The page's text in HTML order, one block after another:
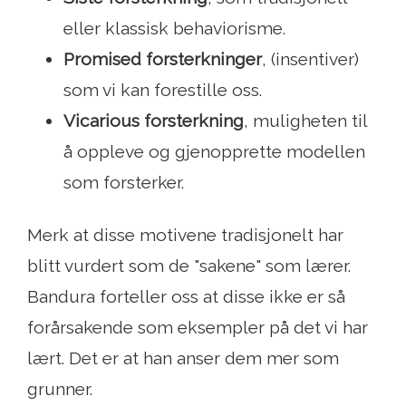
eller klassisk behaviorisme.
Promised forsterkninger, (insentiver)
som vi kan forestille oss.
Vicarious forsterkning, muligheten til
å oppleve og gjenopprette modellen
som forsterker.
Merk at disse motivene tradisjonelt har
blitt vurdert som de "sakene" som lærer.
Bandura forteller oss at disse ikke er så
forårsakende som eksempler på det vi har
lært. Det er at han anser dem mer som
grunner.